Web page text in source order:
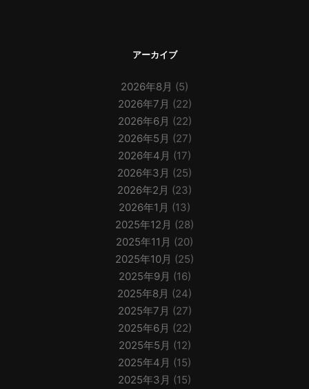
アーカイブ
2026年8月 (5)
2026年7月 (22)
2026年6月 (22)
2026年5月 (27)
2026年4月 (17)
2026年3月 (25)
2026年2月 (23)
2026年1月 (13)
2025年12月 (28)
2025年11月 (20)
2025年10月 (25)
2025年9月 (16)
2025年8月 (24)
2025年7月 (27)
2025年6月 (22)
2025年5月 (12)
2025年4月 (15)
2025年3月 (15)